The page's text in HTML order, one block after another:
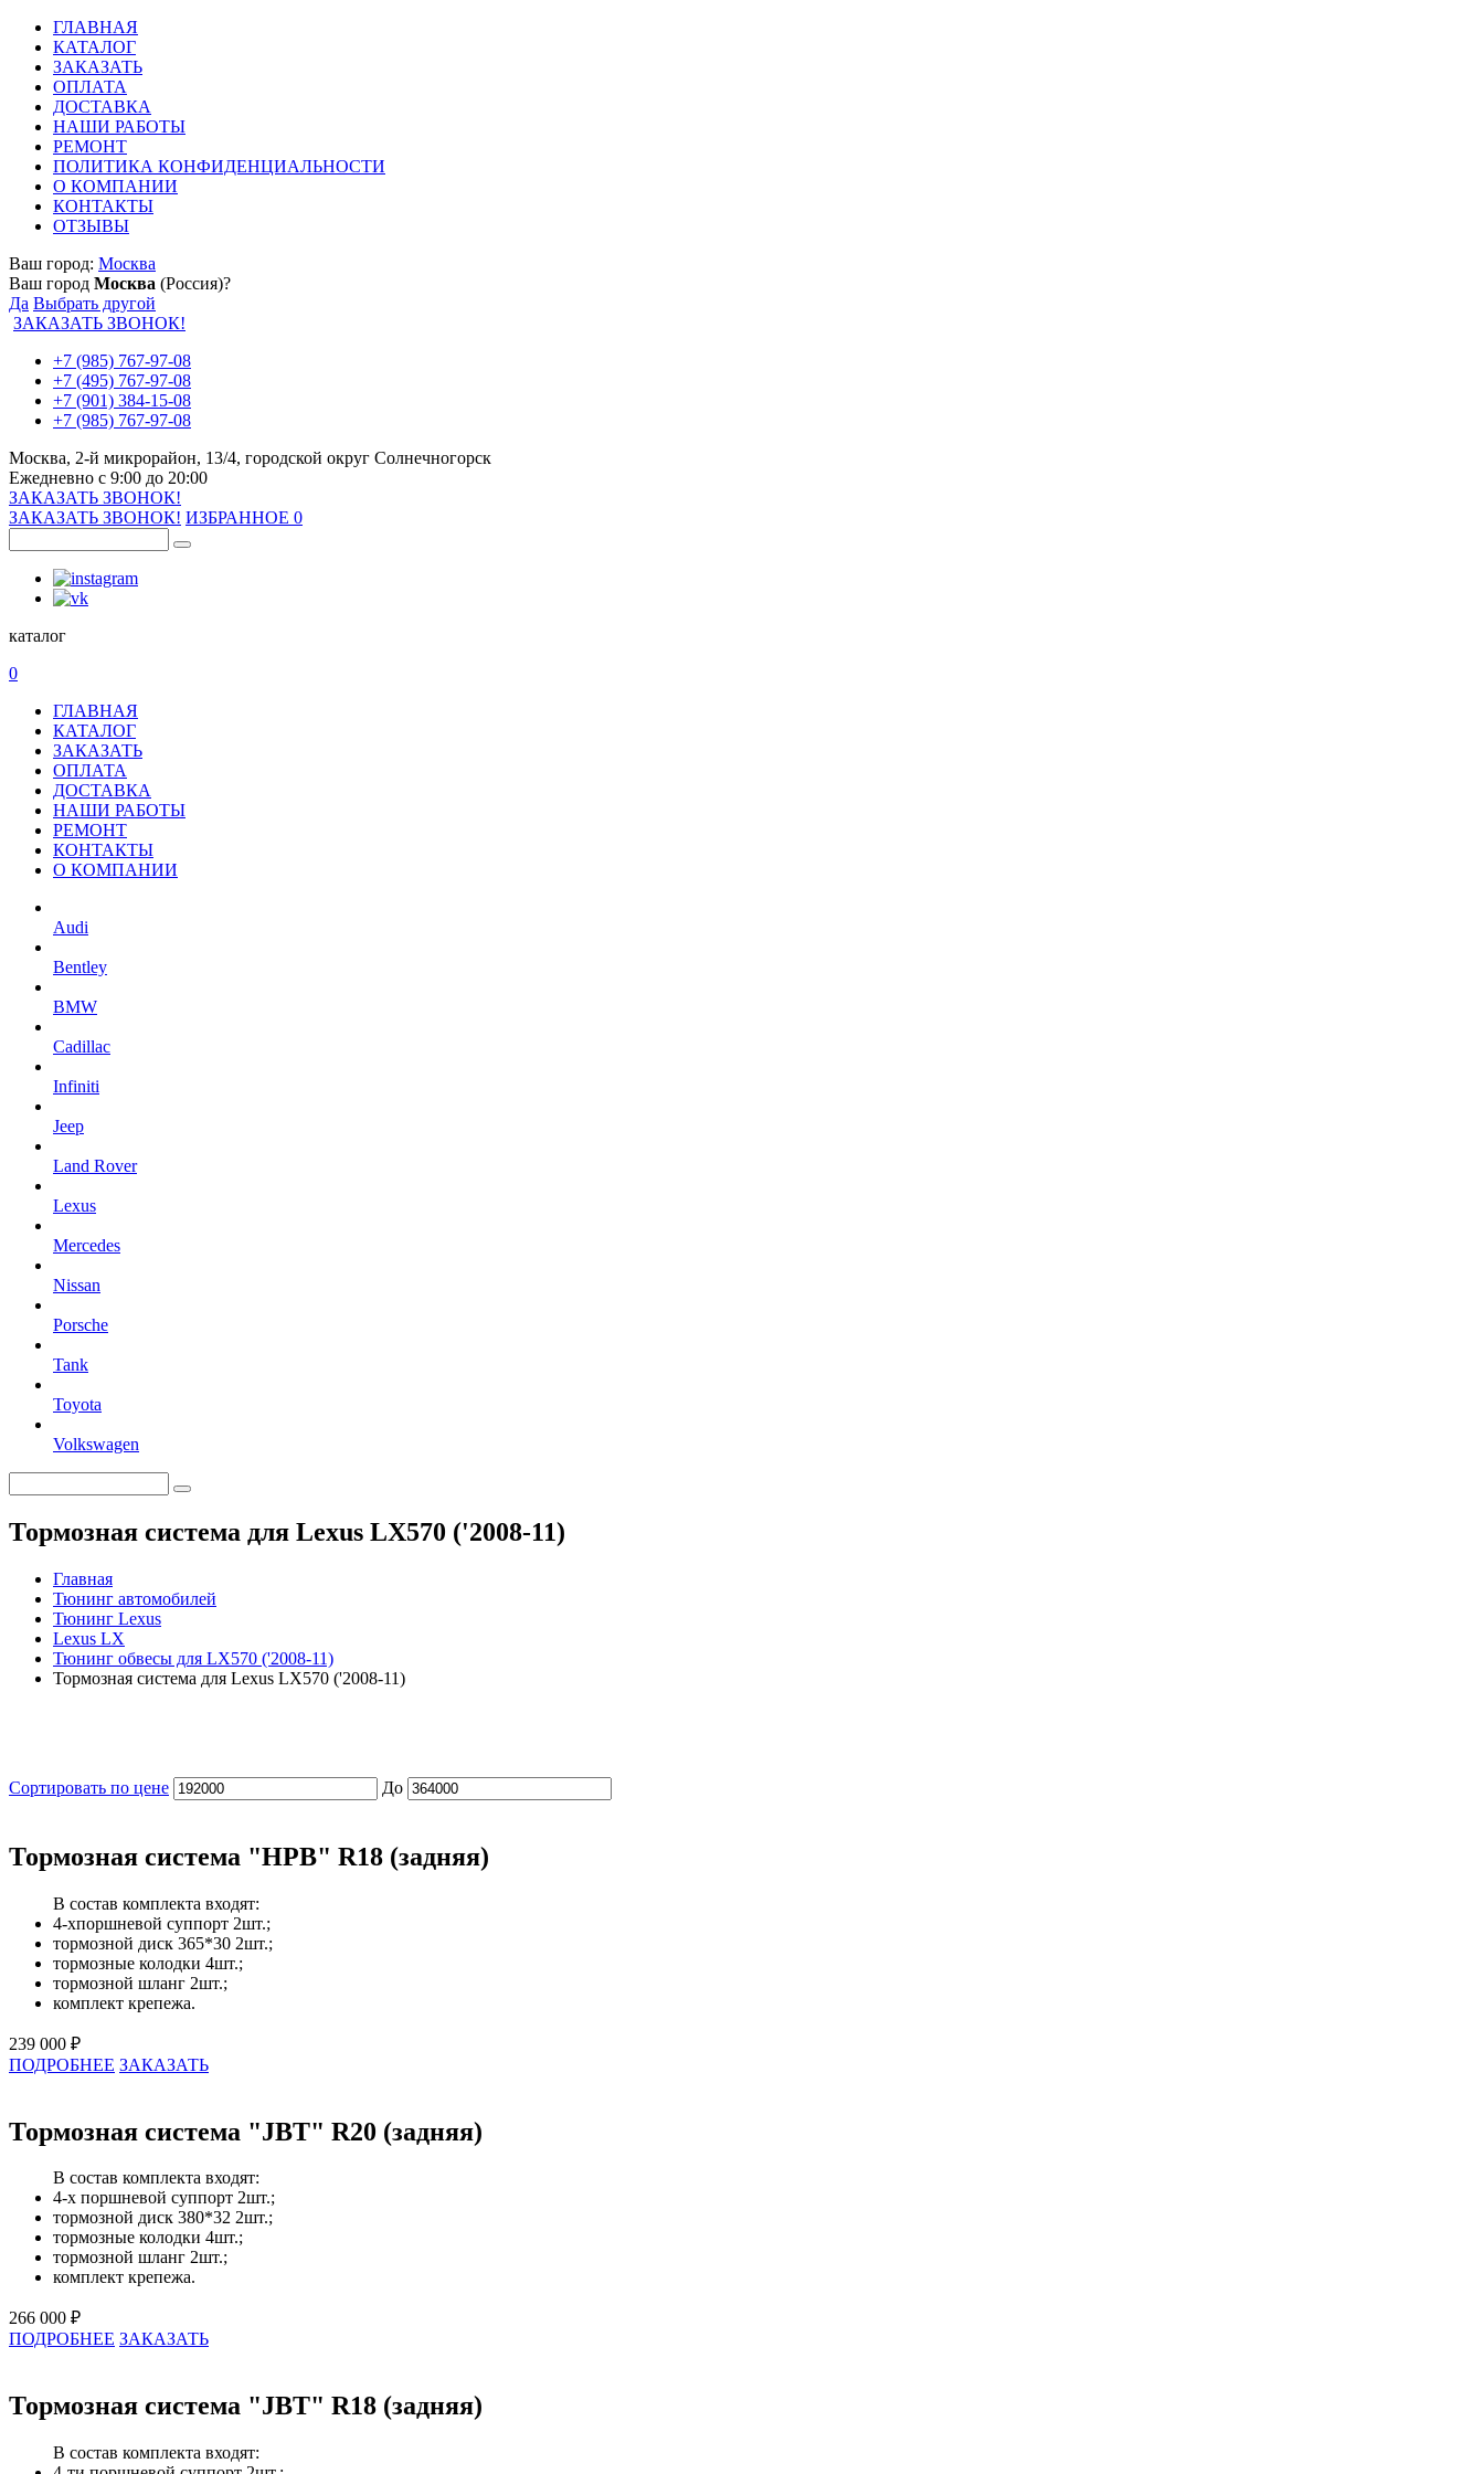
ГЛАВНАЯ
КАТАЛОГ
ЗАКАЗАТЬ
ОПЛАТА
ДОСТАВКА
НАШИ РАБОТЫ
РЕМОНТ
ПОЛИТИКА КОНФИДЕНЦИАЛЬНОСТИ
О КОМПАНИИ
КОНТАКТЫ
ОТЗЫВЫ
Ваш город: Москва
Ваш город Москва (Россия)?
Да Выбрать другой
ЗАКАЗАТЬ ЗВОНОК!
+7 (985) 767-97-08
+7 (495) 767-97-08
+7 (901) 384-15-08
+7 (985) 767-97-08
Москва, 2-й микрорайон, 13/4, городской округ Солнечногорск
Ежедневно с 9:00 до 20:00
ЗАКАЗАТЬ ЗВОНОК!
ЗАКАЗАТЬ ЗВОНОК! ИЗБРАННОЕ 0
каталог
0
ГЛАВНАЯ
КАТАЛОГ
ЗАКАЗАТЬ
ОПЛАТА
ДОСТАВКА
НАШИ РАБОТЫ
РЕМОНТ
КОНТАКТЫ
О КОМПАНИИ
Audi
Bentley
BMW
Cadillac
Infiniti
Jeep
Land Rover
Lexus
Mercedes
Nissan
Porsche
Tank
Toyota
Volkswagen
Тормозная система для Lexus LX570 ('2008-11)
Главная
Тюнинг автомобилей
Тюнинг Lexus
Lexus LX
Тюнинг обвесы для LX570 ('2008-11)
Тормозная система для Lexus LX570 ('2008-11)
Сортировать по цене До
Тормозная система "HPB" R18 (задняя)
В состав комплекта входят:
4-хпоршневой суппорт 2шт.;
тормозной диск 365*30 2шт.;
тормозные колодки 4шт.;
тормозной шланг 2шт.;
комплект крепежа.
239 000 ₽
ПОДРОБНЕЕ ЗАКАЗАТЬ
Тормозная система "JBT" R20 (задняя)
В состав комплекта входят:
4-х поршневой суппорт 2шт.;
тормозной диск 380*32 2шт.;
тормозные колодки 4шт.;
тормозной шланг 2шт.;
комплект крепежа.
266 000 ₽
ПОДРОБНЕЕ ЗАКАЗАТЬ
Тормозная система "JBT" R18 (задняя)
В состав комплекта входят: